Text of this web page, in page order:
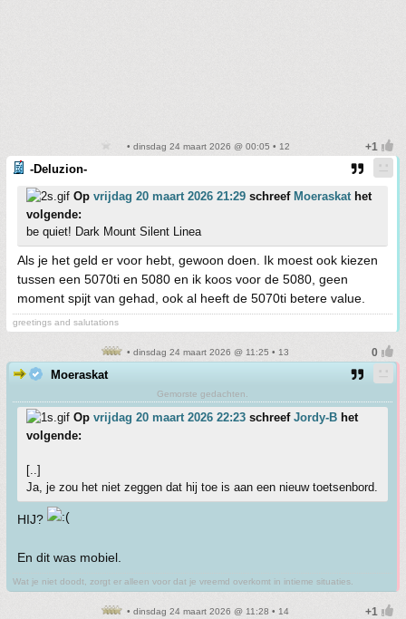
• dinsdag 24 maart 2026 @ 00:05 • 12
-Deluzion-
Op vrijdag 20 maart 2026 21:29 schreef Moeraskathet
volgende:
be quiet! Dark Mount Silent Linea
Als je het geld er voor hebt, gewoon doen. Ik moest ook kiezen
tussen een 5070ti en 5080 en ik koos voor de 5080, geen
moment spijt van gehad, ook al heeft de 5070ti betere value.
greetings and salutations
• dinsdag 24 maart 2026 @ 11:25 • 13
Moeraskat
Gemorste gedachten.
Op vrijdag 20 maart 2026 22:23 schreef Jordy-B het
volgende:
[..]
Ja, je zou het niet zeggen dat hij toe is aan een nieuw toetsenbord.
HIJ?
En dit was mobiel.
Wat je niet doodt, zorgt er alleen voor dat je vreemd overkomt in intieme situaties.
• dinsdag 24 maart 2026 @ 11:28 • 14